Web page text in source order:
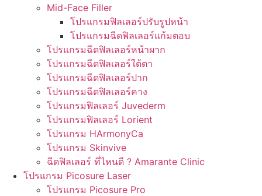
Mid-Face Filler
โปรแกรมฟิลเลอร์ปรับรูปหน้า
โปรแกรมฉีดฟิลเลอร์แก้มตอบ
โปรแกรมฉีดฟิลเลอร์หน้าผาก
โปรแกรมฉีดฟิลเลอร์ใต้ตา
โปรแกรมฉีดฟิลเลอร์ปาก
โปรแกรมฉีดฟิลเลอร์คาง
โปรแกรมฟิลเลอร์ Juvederm
โปรแกรมฟิลเลอร์ Lorient
โปรแกรม HArmonyCa
โปรแกรม Skinvive
ฉีดฟิลเลอร์ ที่ไหนดี ? Amarante Clinic
โปรแกรม Picosure Laser
โปรแกรม Picosure Pro